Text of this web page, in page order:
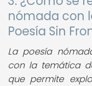
nómada con
Poesía Sin
La poesía
con la temática
que permite